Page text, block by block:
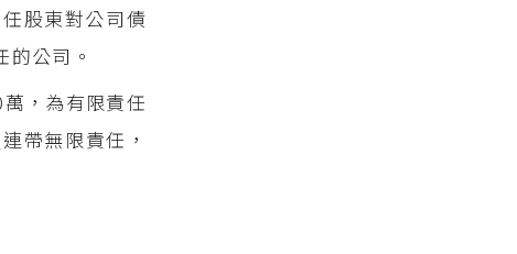
股東對公司債
公司。
，為有限責任
帶無限責任，